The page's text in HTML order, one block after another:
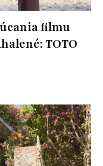
filmu
TOTO